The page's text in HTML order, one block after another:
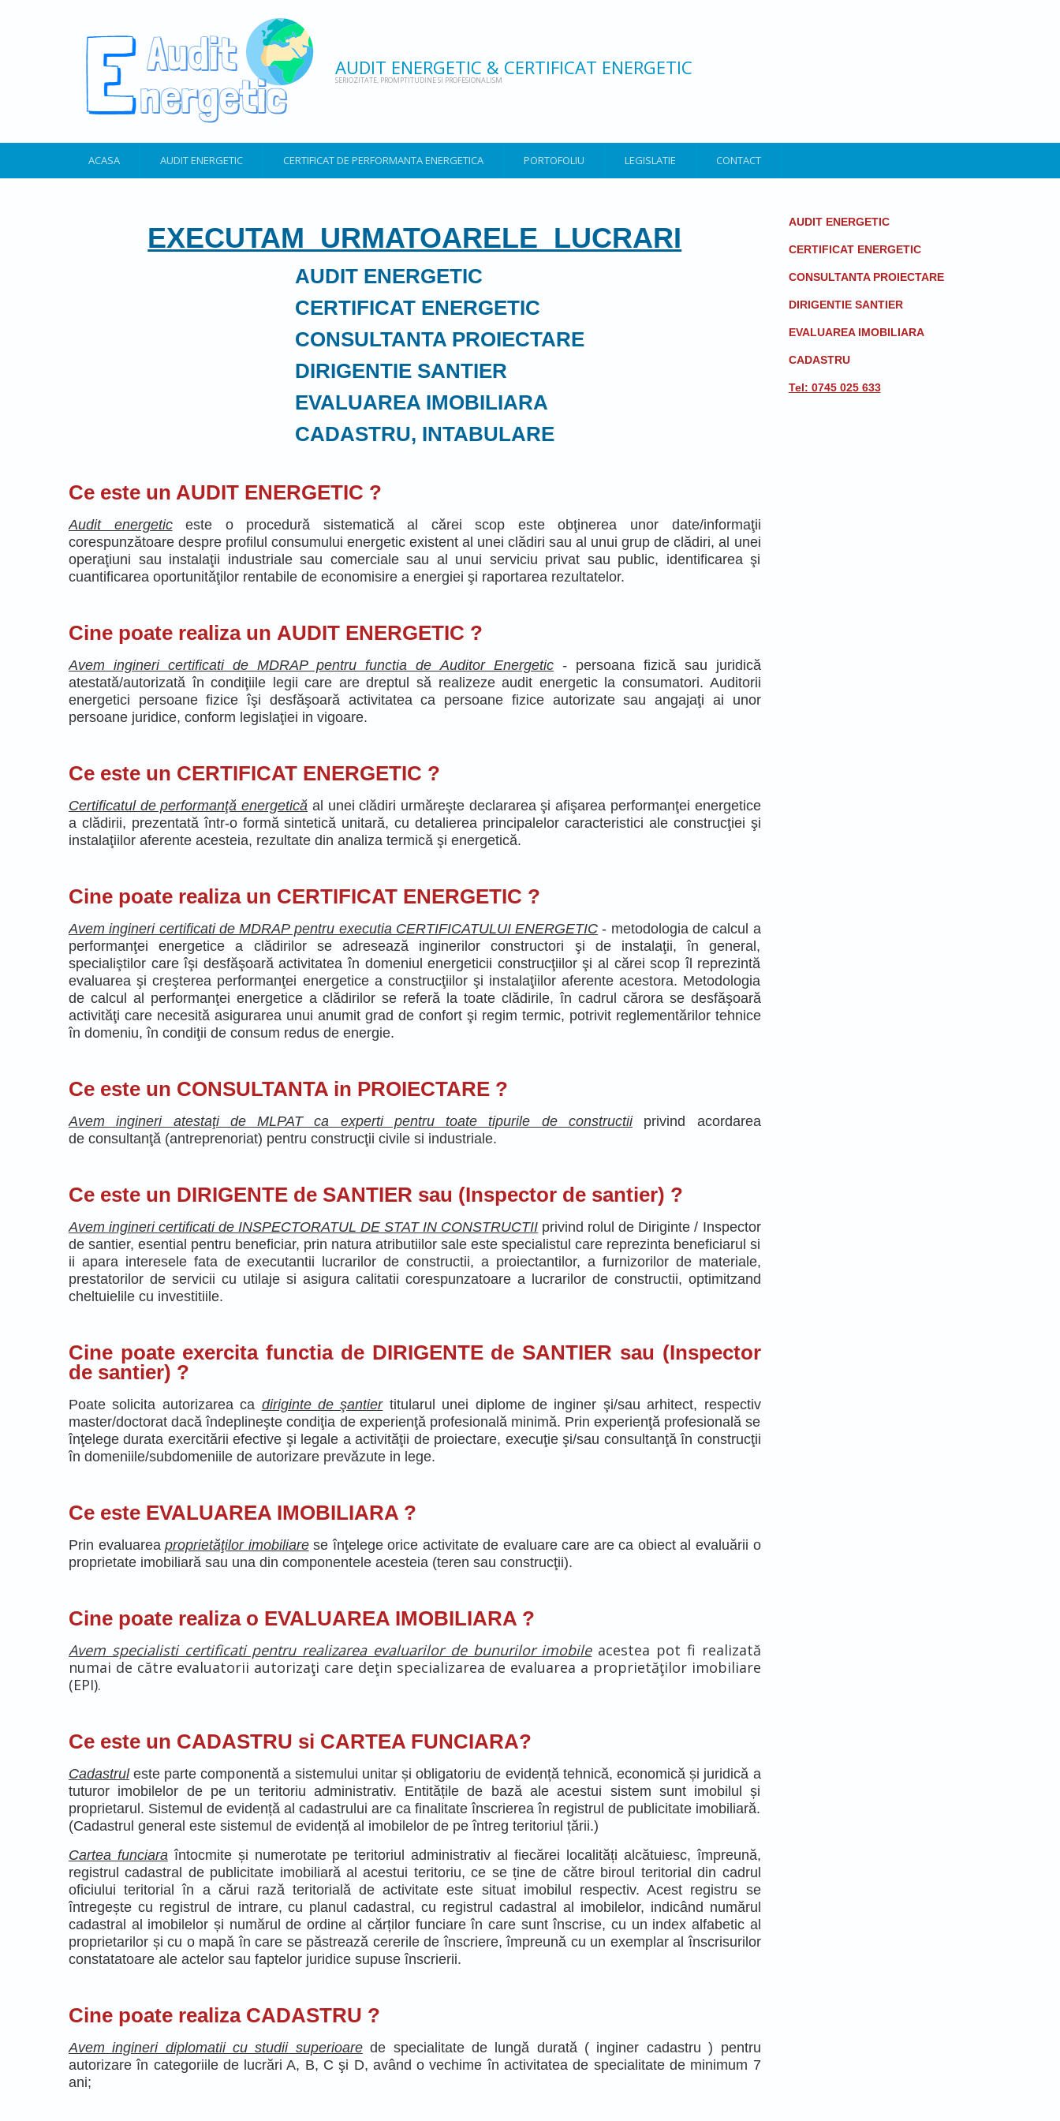
AUDIT ENERGETIC & CERTIFICAT ENERGETIC
SERIOZITATE, PROMPTITUDINE SI PROFESIONALISM
ACASA AUDIT ENERGETIC CERTIFICAT DE PERFORMANTA ENERGETICA PORTOFOLIU LEGISLATIE CONTACT
EXECUTAM URMATOARELE LUCRARI
AUDIT ENERGETIC
CERTIFICAT ENERGETIC
CONSULTANTA PROIECTARE
DIRIGENTIE SANTIER
EVALUAREA IMOBILIARA
CADASTRU, INTABULARE
Ce este un AUDIT ENERGETIC ?
Audit energeticeste o procedură sistematică al cărei scop este obţinerea unor date/informaţii
corespunzătoare despre profilul consumului energetic existent al unei clădiri sau al unui grup de clădiri, al unei
operaţiuni sau instalaţii industriale sau comerciale sau al unui serviciu privat sau public, identificarea şi
cuantificarea oportunităţilor rentabile de economisire a energiei şi raportarea rezultatelor.
Cine poate realiza un AUDIT ENERGETIC ?
Avem ingineri certificati de MDRAP pentru functia de Auditor Energetic - persoana fizică sau juridică
atestată/autorizată în condiţiile legii care are dreptul să realizeze audit energetic la consumatori. Auditorii
energetici persoane fizice îşi desfăşoară activitatea ca persoane fizice autorizate sau angajaţi ai unor
persoane juridice, conform legislaţiei in vigoare.
Ce este un CERTIFICAT ENERGETIC ?
Certificatul de performanţă energetică al unei clădiri urmăreşte declararea şi afişarea performanţei energetice
a clădirii, prezentată într-o formă sintetică unitară, cu detalierea principalelor caracteristici ale construcţiei şi
instalaţiilor aferente acesteia, rezultate din analiza termică şi energetică.
Cine poate realiza un CERTIFICAT ENERGETIC ?
Avem ingineri certificati de MDRAP pentru executia CERTIFICATULUI ENERGETIC - metodologia de calcul a
performanţei energetice a clădirilor se adresează inginerilor constructori şi de instalaţii, în general,
specialiştilor care îşi desfăşoară activitatea în domeniul energeticii construcţiilor şi al cărei scop îl reprezintă
evaluarea şi creşterea performanţei energetice a construcţiilor şi instalaţiilor aferente acestora. Metodologia
de calcul al performanţei energetice a clădirilor se referă la toate clădirile, în cadrul cărora se desfăşoară
activităţi care necesită asigurarea unui anumit grad de confort şi regim termic, potrivit reglementărilor tehnice
în domeniu, în condiţii de consum redus de energie.
Ce este un CONSULTANTA in PROIECTARE ?
Avem ingineri atestaţi de MLPAT ca experti pentru toate tipurile de constructiiprivind acordarea
de consultanţă (antreprenoriat) pentru construcţii civile si industriale.
Ce este un DIRIGENTE de SANTIER sau (Inspector de santier) ?
Avem ingineri certificati de INSPECTORATUL DE STAT IN CONSTRUCTII privind rolul de Diriginte / Inspector
de santier, esential pentru beneficiar, prin natura atributiilor sale este specialistul care reprezinta beneficiarul si
ii apara interesele fata de executantii lucrarilor de constructii, a proiectantilor, a furnizorilor de materiale,
prestatorilor de servicii cu utilaje si asigura calitatii corespunzatoare a lucrarilor de constructii, optimitzand
cheltuielile cu investitiile.
Cine poate exercita functia de DIRIGENTE de SANTIER sau (Inspector
de santier) ?
Poate solicita autorizarea ca diriginte de şantiertitularul unei diplome de inginer şi/sau arhitect, respectiv
master/doctorat dacă îndeplineşte condiţia de experienţă profesională minimă. Prin experienţă profesională se
înţelege durata exercitării efective şi legale a activităţii de proiectare, execuţie şi/sau consultanţă în construcţii
în domeniile/subdomeniile de autorizare prevăzute in lege.
Ce este EVALUAREA IMOBILIARA ?
Prin evaluareaproprietăţilor imobiliarese înţelege orice activitate de evaluare care are ca obiect al evaluării o
proprietate imobiliară sau una din componentele acesteia (teren sau construcţii).
Cine poate realiza o EVALUAREA IMOBILIARA ?
Avem specialisti certificati pentru realizarea evaluarilor de bunurilor imobileacestea pot fi realizată
numai de către evaluatorii autorizaţi care deţin specializarea de evaluarea a proprietăţilor imobiliare
(EPI).
Ce este un CADASTRU si CARTEA FUNCIARA?
Cadastruleste parte componentă a sistemului unitar și obligatoriu de evidență tehnică, economică și juridică a
tuturor imobilelor de pe un teritoriu administrativ. Entitățile de bază ale acestui sistem sunt imobilul și
proprietarul. Sistemul de evidență al cadastrului are ca finalitate înscrierea în registrul de publicitate imobiliară.
(Cadastrul general este sistemul de evidență al imobilelor de pe întreg teritoriul țării.)
Cartea funciaraîntocmite și numerotate pe teritoriul administrativ al fiecărei localități alcătuiesc, împreună,
registrul cadastral de publicitate imobiliară al acestui teritoriu, ce se ține de către biroul teritorial din cadrul
oficiului teritorial în a cărui rază teritorială de activitate este situat imobilul respectiv. Acest registru se
întregește cu registrul de intrare, cu planul cadastral, cu registrul cadastral al imobilelor, indicând numărul
cadastral al imobilelor și numărul de ordine al cărților funciare în care sunt înscrise, cu un index alfabetic al
proprietarilor și cu o mapă în care se păstrează cererile de înscriere, împreună cu un exemplar al înscrisurilor
constatatoare ale actelor sau faptelor juridice supuse înscrierii.
Cine poate realiza CADASTRU ?
Avem ingineri diplomatii cu studii superioarede specialitate de lungă durată ( inginer cadastru ) pentru
autorizare în categoriile de lucrări A, B, C şi D, având o vechime în activitatea de specialitate de minimum 7
ani;
AUDIT ENERGETIC
CERTIFICAT ENERGETIC
CONSULTANTA PROIECTARE
DIRIGENTIE SANTIER
EVALUAREA IMOBILIARA
CADASTRU
Tel: 0745 025 633​